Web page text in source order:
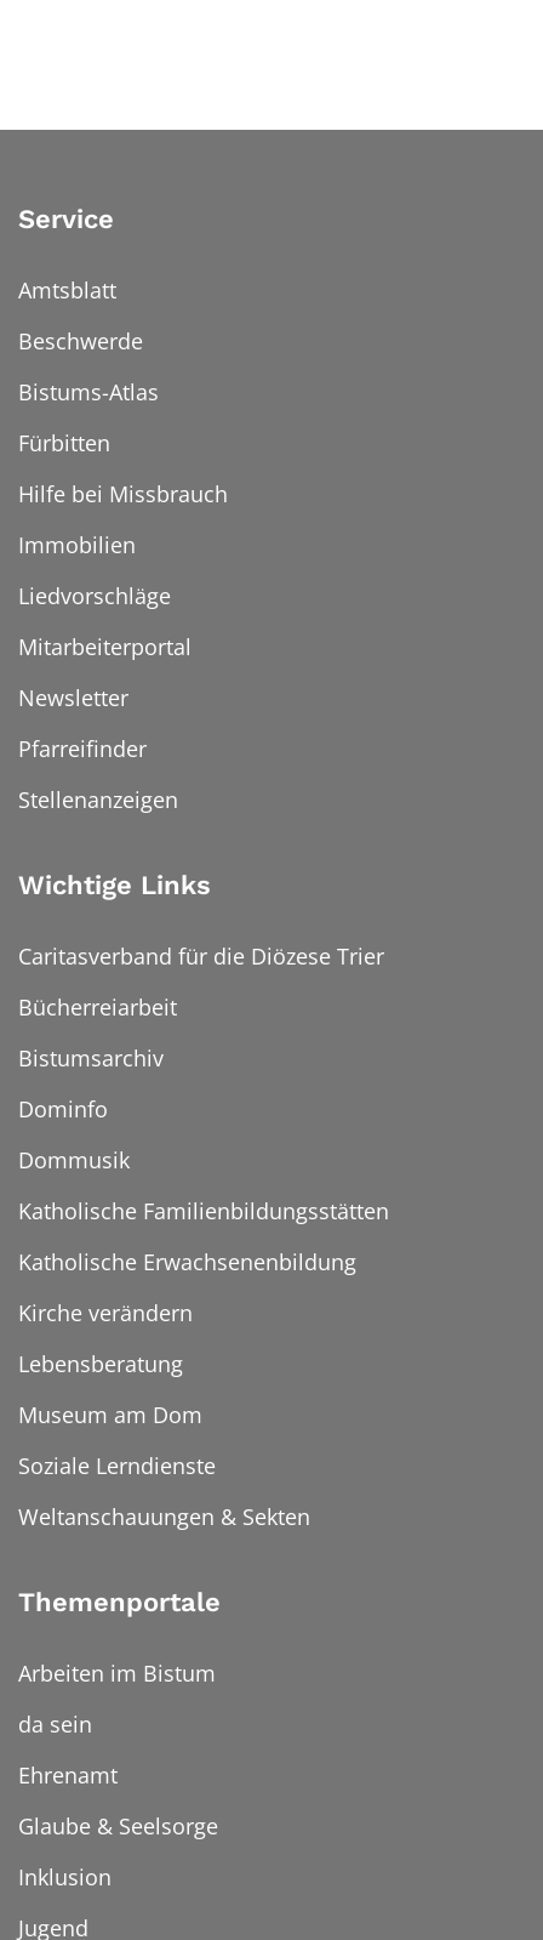
Service
Amtsblatt
Beschwerde
Bistums-Atlas
Fürbitten
Hilfe bei Missbrauch
Immobilien
Liedvorschläge
Mitarbeiterportal
Newsletter
Pfarreifinder
Stellenanzeigen
Wichtige Links
Caritasverband für die Diözese Trier
Bücherreiarbeit
Bistumsarchiv
Dominfo
Dommusik
Katholische Familienbildungsstätten
Katholische Erwachsenenbildung
Kirche verändern
Lebensberatung
Museum am Dom
Soziale Lerndienste
Weltanschauungen & Sekten
Themenportale
Arbeiten im Bistum
da sein
Ehrenamt
Glaube & Seelsorge
Inklusion
Jugend